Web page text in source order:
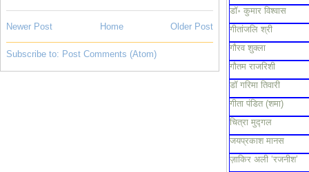
Newer Post Older Post
Home
Subscribe to: Post Comments (Atom)
डॉ॰ कुमार विश्वास
गीतांजलि श्री
गौरव शुक्ला
गौतम राजरिशी
डॉ गरिमा तिवारी
गीता पंडित (शमा)
चित्रा मुद्गल
जयप्रकाश मानस
ज़ाकिर अली ‘रजनीश’